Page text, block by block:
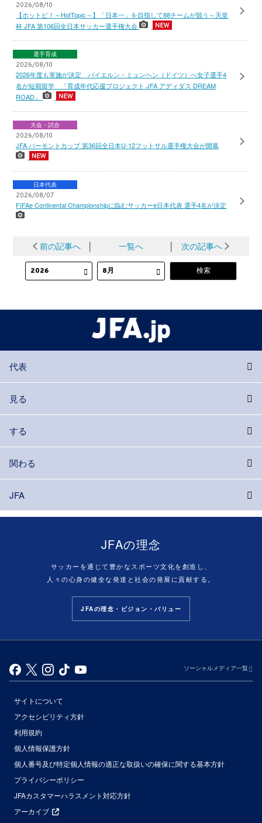
2026/08/10
【ホットピ！～HotTopic～】「日本一」を目指して88チームが競う～天皇
杯 JFA 第106回全日本サッカー選手権大会
選手育成
2026/08/10
2026年度も実施が決定 バイエルン・ミュンヘン（ドイツ）へ女子選手4
名が短期留学 「育成年代応援プロジェクト JFA アディダス DREAM
ROAD」
大会・試合
2026/08/10
JFA バーモントカップ 第36回全日本U-12フットサル選手権大会が開幕
日本代表
2026/08/07
FIFAe Continental Championshipに臨むサッカーe日本代表 選手4名が決定
前の記事へ │ 一覧へ │ 次の記事へ
代表
見る
する
関わる
JFA
JFAの理念
サッカーを通じて豊かなスポーツ文化を創造し、
人々の心身の健全な発達と社会の発展に貢献する。
JFAの理念・ビジョン・バリュー
ソーシャルメディア一覧
サイトについて
アクセシビリティ方針
利用規約
個人情報保護方針
個人番号及び特定個人情報の適正な取扱いの確保に関する基本方針
プライバシーポリシー
JFAカスタマーハラスメント対応方針
アーカイブ